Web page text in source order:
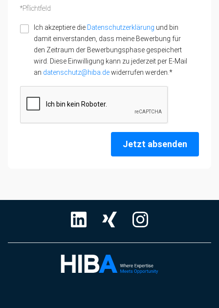
*Pflichtfeld
Ich akzeptiere die Datenschutzerklärung und bin
damit einverstanden, dass meine Bewerbung für
den Zeitraum der Bewerbungsphase gespeichert
wird. Diese Einwilligung kann zu jederzeit per E-Mail
an datenschutz@hiba.dewiderrufen werden.*
Jetzt absenden